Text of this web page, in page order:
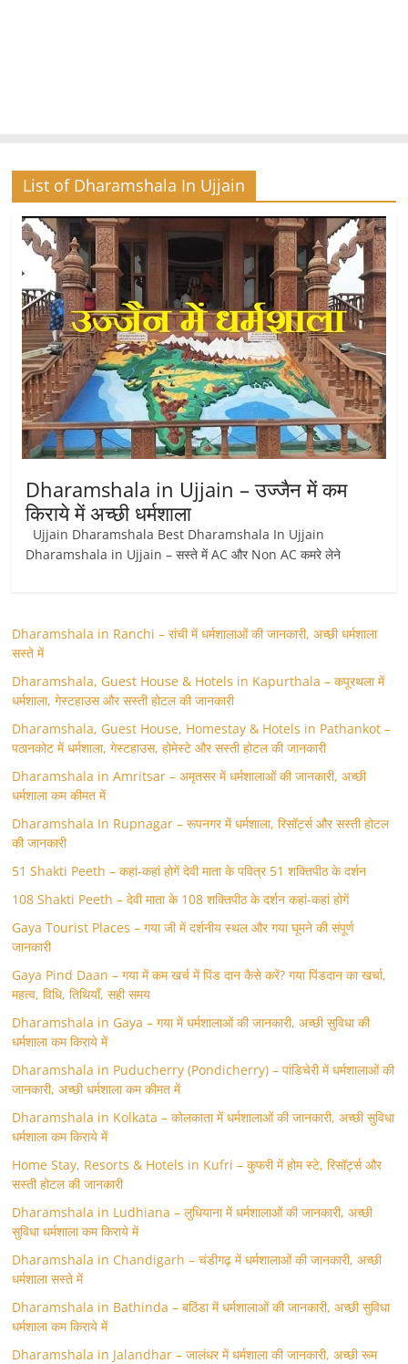
List of Dharamshala In Ujjain
Dharamshala in Ujjain – उज्जैन में कम
किराये में अच्छी धर्मशाला
Ujjain Dharamshala Best Dharamshala In Ujjain
Dharamshala in Ujjain – सस्ते में AC और Non AC कमरे लेने
Dharamshala in Ranchi – रांची में धर्मशालाओं की जानकारी, अच्छी धर्मशाला
सस्ते में
Dharamshala, Guest House & Hotels in Kapurthala – कपूरथला में
धर्मशाला, गेस्टहाउस और सस्ती होटल की जानकारी
Dharamshala, Guest House, Homestay & Hotels in Pathankot –
पठानकोट में धर्मशाला, गेस्टहाउस, होमेस्टे और सस्ती होटल की जानकारी
Dharamshala in Amritsar – अमृतसर में धर्मशालाओं की जानकारी, अच्छी
धर्मशाला कम कीमत में
Dharamshala In Rupnagar – रूपनगर में धर्मशाला, रिसॉर्ट्स और सस्ती होटल
की जानकारी
51 Shakti Peeth – कहां-कहां होगें देवी माता के पवित्र 51 शक्तिपीठ के दर्शन
108 Shakti Peeth – देवी माता के 108 शक्तिपीठ के दर्शन कहां-कहां होगें
Gaya Tourist Places – गया जी में दर्शनीय स्थल और गया घूमने की संपूर्ण
जानकारी
Gaya Pind Daan – गया में कम खर्च में पिंड दान कैसे करें? गया पिंडदान का खर्चा,
महत्व, विधि, तिथियाँ, सही समय
Dharamshala in Gaya – गया में धर्मशालाओं की जानकारी, अच्छी सुविधा की
धर्मशाला कम किराये में
Dharamshala in Puducherry (Pondicherry) – पांडिचेरी में धर्मशालाओं की
जानकारी, अच्छी धर्मशाला कम कीमत में
Dharamshala in Kolkata – कोलकाता में धर्मशालाओं की जानकारी, अच्छी सुविधा
धर्मशाला कम किराये में
Home Stay, Resorts & Hotels in Kufri – कुफरी में होम स्‍टे, रिसॉर्ट्स और
सस्ती होटल की जानकारी
Dharamshala in Ludhiana – लुधियाना में धर्मशालाओं की जानकारी, अच्छी
सुविधा धर्मशाला कम किराये में
Dharamshala in Chandigarh – चंडीगढ़ में धर्मशालाओं की जानकारी, अच्छी
धर्मशाला सस्ते में
Dharamshala in Bathinda – बठिंडा में धर्मशालाओं की जानकारी, अच्छी सुविधा
धर्मशाला कम किराये में
Dharamshala in Jalandhar – जालंधर में धर्मशाला की जानकारी, अच्छी रूम